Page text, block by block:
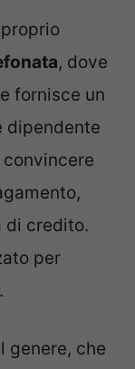
, dove
fornisce un
dipendente
di credito.
per
genere, che